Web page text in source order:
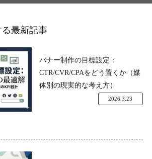
最新記事
バナー制作の目標設定：
CTR/CVR/CPAをどう置くか（媒
体別の現実的な考え方）
2026.3.23